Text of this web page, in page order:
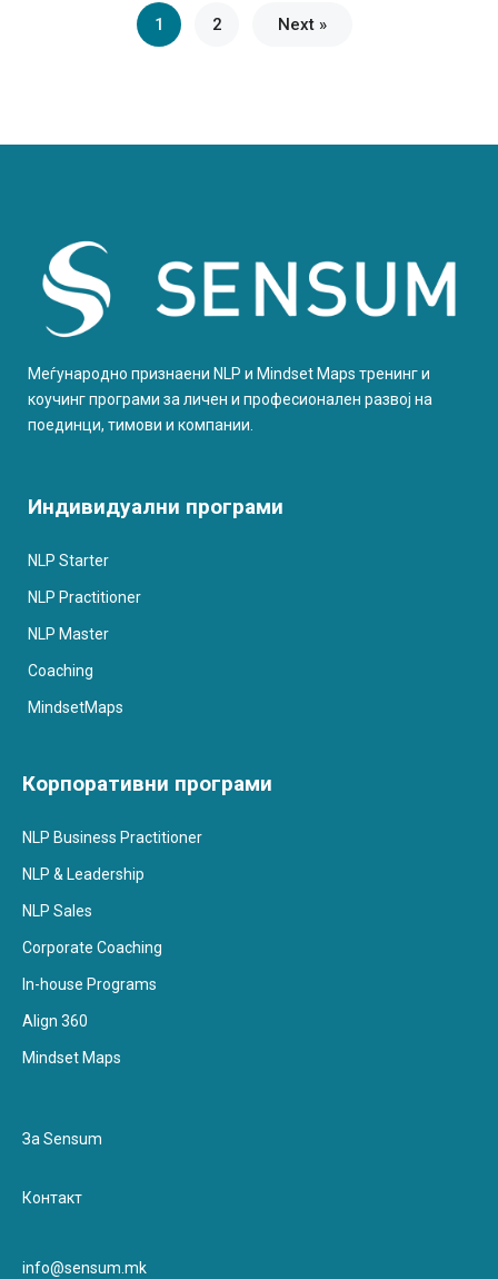
1 2 Next »
Меѓународно признаени NLP и Mindset Maps тренинг и
коучинг програми за личен и професионален развој на
поединци, тимови и компании.
Индивидуални програми
NLP Starter
NLP Practitioner
NLP Master
Coaching
MindsetMaps
Корпоративни програми
NLP Business Practitioner
NLP & Leadership
NLP Sales
Corporate Coaching
In-house Programs
Align 360
Mindset Maps
За Sensum
Контакт
info@sensum.mk